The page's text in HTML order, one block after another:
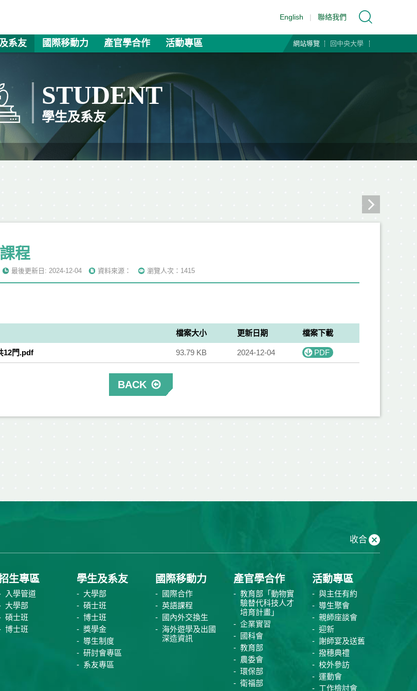
English | 聯絡我們
系友 國際移動力 產官學合作 活動專區 網站導覽 回中央大學
STUDENT
學生及系友
程
最後更新日: 2024-12-04 資料來源： 瀏覽人次：1415
檔案大小 更新日期 檔案下載
12門.pdf 93.79 KB 2024-12-04 PDF
BACK
收合
生專區
入學管道
大學部
碩士班
博士班
學生及系友
大學部
碩士班
博士班
獎學金
導生制度
研討會專區
系友專區
國際移動力
國際合作
英語課程
國內外交換生
海外遊學及出國
深造資訊
產官學合作
教育部「動物實
驗替代科技人才
培育計畫」
企業實習
國科會
教育部
農委會
環保部
衛福部
活動專區
與主任有約
導生聚會
親師座談會
迎新
謝師宴及送舊
撥穗典禮
校外參訪
運動會
工作檢討會